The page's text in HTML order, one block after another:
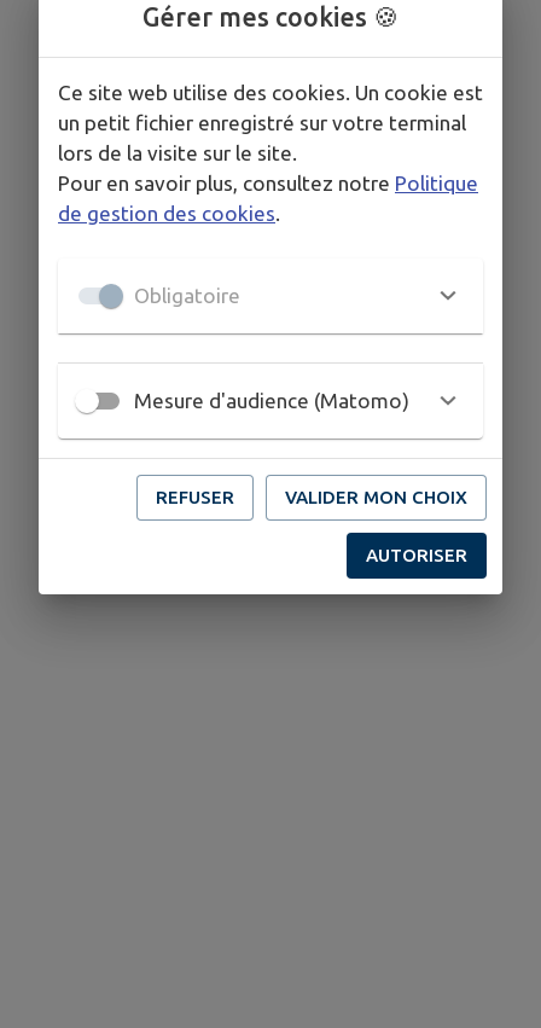
Gérer mes cookies 🍪
Ce site web utilise des cookies. Un cookie est
un petit fichier enregistré sur votre terminal
lors de la visite sur le site.
Pour en savoir plus, consultez notre Politique
de gestion des cookies
Obligatoire
Mesure d'audience (Matomo)
REFUSER VALIDER MON CHOIX
AUTORISER